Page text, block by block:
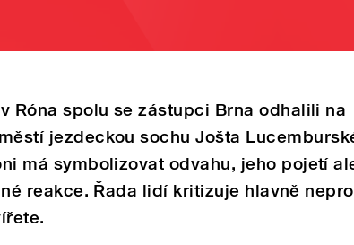
Róna spolu se zástupci Brna odhalili na
jezdeckou sochu Jošta
má symbolizovat odvahu, jeho pojetí
reakce. Řada lidí kritizuje hlavně